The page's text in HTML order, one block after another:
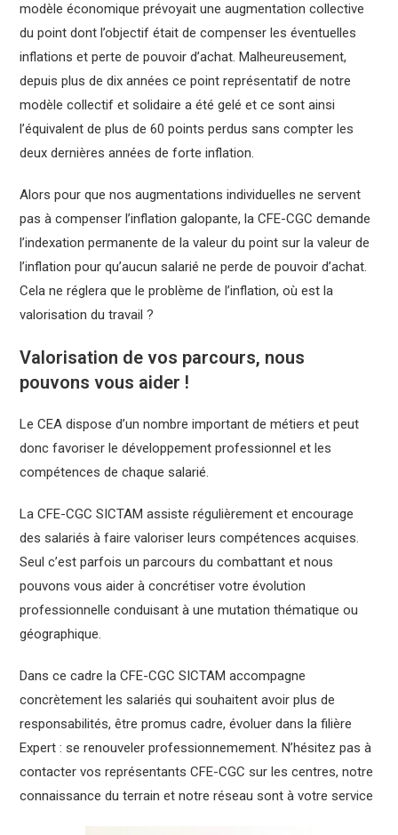
modèle économique prévoyait une augmentation collective
du point dont l’objectif était de compenser les éventuelles
inflations et perte de pouvoir d’achat. Malheureusement,
depuis plus de dix années ce point représentatif de notre
modèle collectif et solidaire a été gelé et ce sont ainsi
l’équivalent de plus de 60 points perdus sans compter les
deux dernières années de forte inflation.
Alors pour que nos augmentations individuelles ne servent
pas à compenser l’inflation galopante, la CFE-CGC demande
l’indexation permanente de la valeur du point sur la valeur de
l’inflation pour qu’aucun salarié ne perde de pouvoir d’achat.
Cela ne réglera que le problème de l’inflation, où est la
valorisation du travail ?
Valorisation de vos parcours, nous
pouvons vous aider !
Le CEA dispose d’un nombre important de métiers et peut
donc favoriser le développement professionnel et les
compétences de chaque salarié.
La CFE-CGC SICTAM assiste régulièrement et encourage
des salariés à faire valoriser leurs compétences acquises.
Seul c’est parfois un parcours du combattant et nous
pouvons vous aider à concrétiser votre évolution
professionnelle conduisant à une mutation thématique ou
géographique.
Dans ce cadre la CFE-CGC SICTAM accompagne
concrètement les salariés qui souhaitent avoir plus de
responsabilités, être promus cadre, évoluer dans la filière
Expert : se renouveler professionnemement. N’hésitez pas à
contacter vos représentants CFE-CGC sur les centres, notre
connaissance du terrain et notre réseau sont à votre service